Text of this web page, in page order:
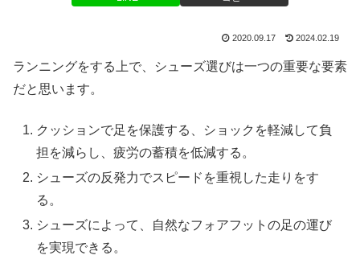
2020.09.17 2024.02.19
ランニングをする上で、シューズ選びは一つの重要な要素
だと思います。
クッションで足を保護する、ショックを軽減して負
担を減らし、疲労の蓄積を低減する。
シューズの反発力でスピードを重視した走りをす
る。
シューズによって、自然なフォアフットの足の運び
を実現できる。